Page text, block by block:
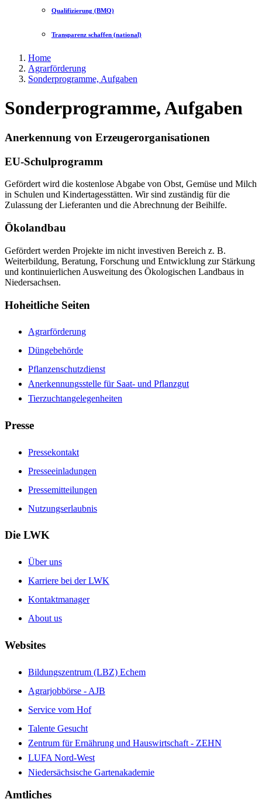
Qualifizierung (BMQ)
Transparenz schaffen (national)
Home
Agrarförderung
Sonderprogramme, Aufgaben
Sonderprogramme, Aufgaben
Anerkennung von Erzeugerorganisationen
EU-Schulprogramm
Gefördert wird die kostenlose Abgabe von Obst, Gemüse und Milch
in Schulen und Kindertagesstätten. Wir sind zuständig für die
Zulassung der Lieferanten und die Abrechnung der Beihilfe.
Ökolandbau
Gefördert werden Projekte im nicht investiven Bereich z. B.
Weiterbildung, Beratung, Forschung und Entwicklung zur Stärkung
und kontinuierlichen Ausweitung des Ökologischen Landbaus in
Niedersachsen.
Hoheitliche Seiten
Agrarförderung
Düngebehörde
Pflanzenschutzdienst
Anerkennungsstelle für Saat- und Pflanzgut
Tierzuchtangelegenheiten
Presse
Pressekontakt
Presseeinladungen
Pressemitteilungen
Nutzungserlaubnis
Die LWK
Über uns
Karriere bei der LWK
Kontaktmanager
About us
Websites
Bildungszentrum (LBZ) Echem
Agrarjobbörse - AJB
Service vom Hof
Talente Gesucht
Zentrum für Ernährung und Hauswirtschaft - ZEHN
LUFA Nord-West
Niedersächsische Gartenakademie
Amtliches